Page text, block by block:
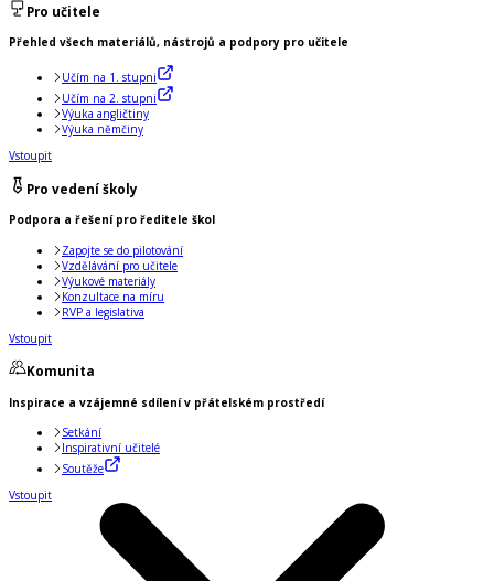
Pro učitele
Přehled všech materiálů, nástrojů a podpory pro učitele
Učím na 1. stupni
Učím na 2. stupni
Výuka angličtiny
Výuka němčiny
Vstoupit
Pro vedení školy
Podpora a řešení pro ředitele škol
Zapojte se do pilotování
Vzdělávání pro učitele
Výukové materiály
Konzultace na míru
RVP a legislativa
Vstoupit
Komunita
Inspirace a vzájemné sdílení v přátelském prostředí
Setkání
Inspirativní učitelé
Soutěže
Vstoupit